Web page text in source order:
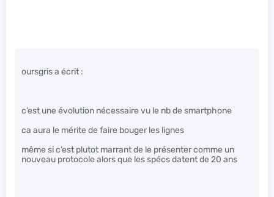
oursgris a écrit :
c’est une évolution nécessaire vu le nb de smartphone
ca aura le mérite de faire bouger les lignes
même si c’est plutot marrant de le présenter comme un
nouveau protocole alors que les spécs datent de 20 ans